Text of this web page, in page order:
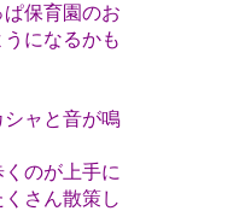
保育園のお
になるかも
ャと音が鳴
のが上手に
さん散策し